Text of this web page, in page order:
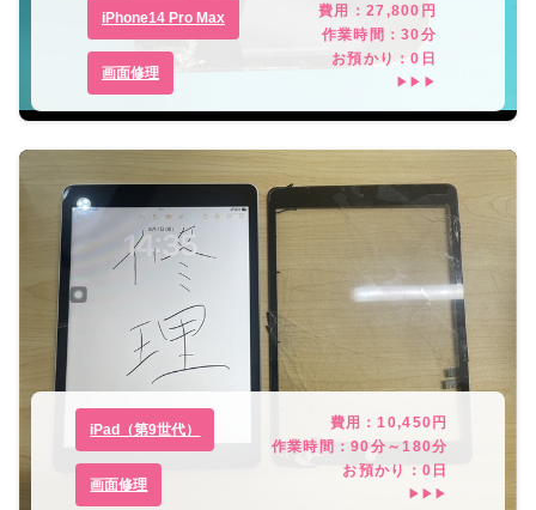
iPhone14 Pro Max
画面修理
費用： 27,800 円
作業時間：30分
お預かり：0 日
▶▶▶
iPad（第9世代）
画面修理
費用：10,450 円
作業時間：90分～180分
お預かり： 0 日
▶▶▶